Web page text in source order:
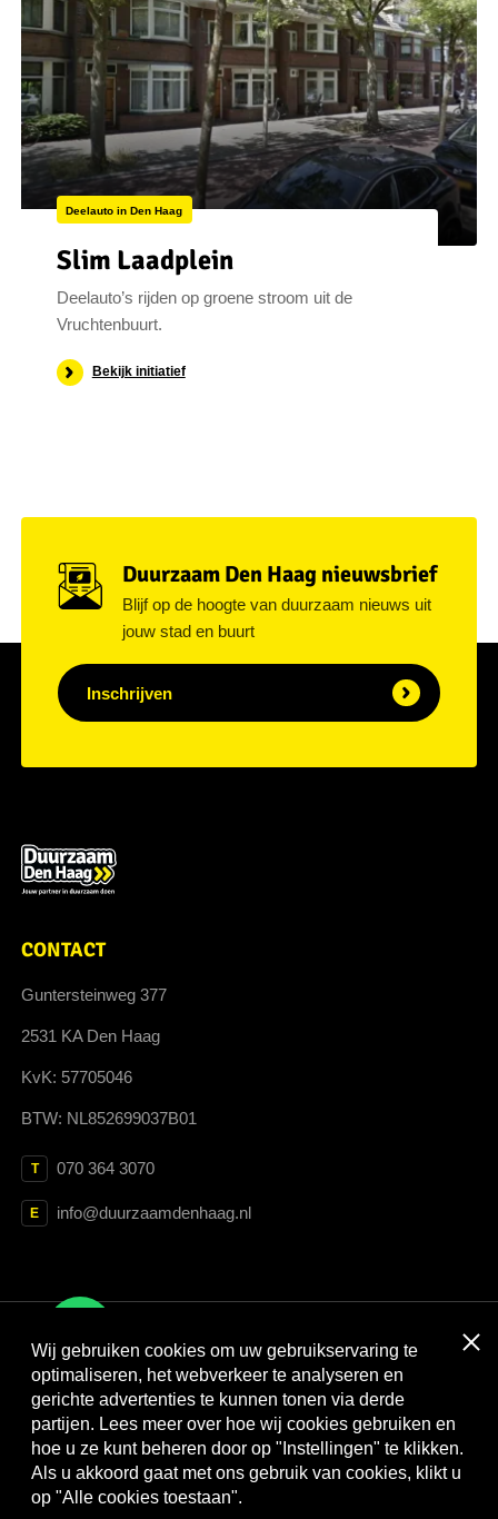
Deelauto in Den Haag
Slim Laadplein
Deelauto’s rijden op groene stroom uit de
Vruchtenbuurt.
Bekijk initiatief
Duurzaam Den Haag nieuwsbrief
Blijf op de hoogte van duurzaam nieuws uit
jouw stad en buurt
Inschrijven
CONTACT
Guntersteinweg 377
2531 KA Den Haag
KvK: 57705046
BTW: NL852699037B01
T 070 364 3070
E info@duurzaamdenhaag.nl
Met dank aan:
Wij gebruiken cookies om uw gebruikservaring te
optimaliseren, het webverkeer te analyseren en
gerichte advertenties te kunnen tonen via derde
partijen. Lees meer over hoe wij cookies gebruiken en
hoe u ze kunt beheren door op "Instellingen" te klikken.
Als u akkoord gaat met ons gebruik van cookies, klikt u
op "Alle cookies toestaan".